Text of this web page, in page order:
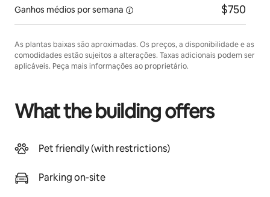
Ganhos médios por semana $750
As plantas baixas são aproximadas. Os preços, a disponibilidade e as
comodidades estão sujeitos a alterações. Taxas adicionais podem ser
aplicáveis. Peça mais informações ao proprietário.
What the building offers
Pet friendly (with restrictions)
Parking on-site